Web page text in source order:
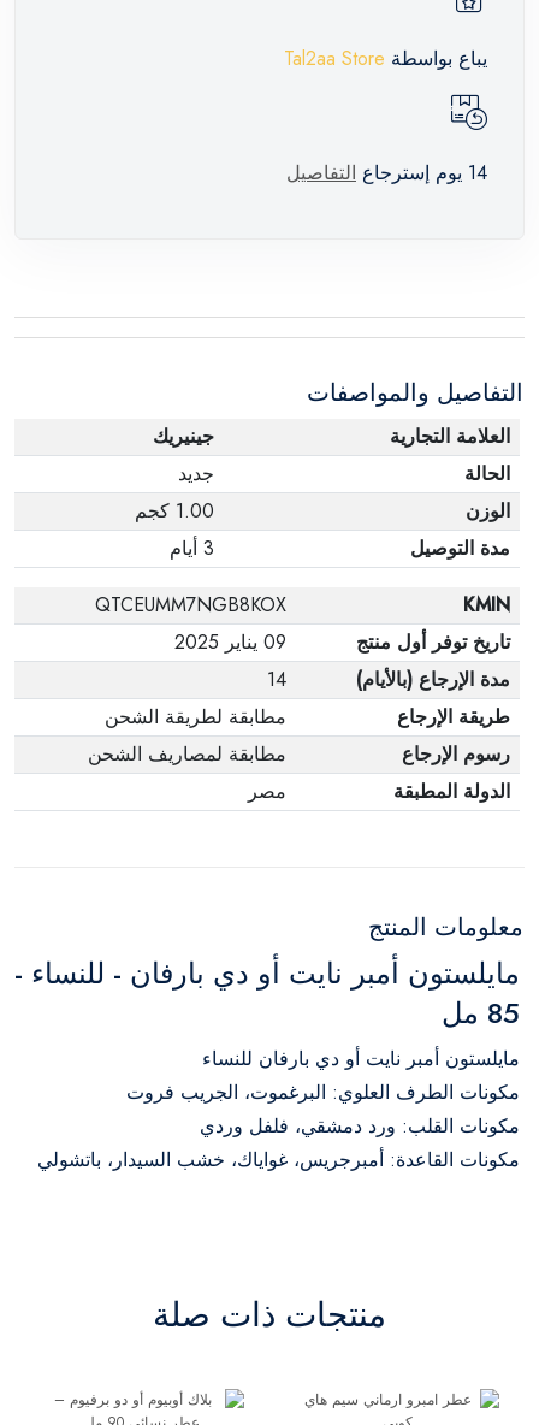
يباع بواسطة Tal2aa Store
14 يوم إسترجاع التفاصيل
التفاصيل والمواصفات
العلامة التجارية
جينيريك
الحالة
جديد
الوزن
1.00 كجم
مدة التوصيل
3 أيام
KMIN
QTCEUMM7NGB8KOX
تاريخ توفر أول منتج
09 يناير 2025
مدة الإرجاع (بالأيام)
14
طريقة الإرجاع
مطابقة لطريقة الشحن
رسوم الإرجاع
مطابقة لمصاريف الشحن
الدولة المطبقة
مصر
معلومات المنتج
مايلستون أمبر نايت أو دي بارفان - للنساء -
85 مل
مايلستون أمبر نايت أو دي بارفان للنساء
مكونات الطرف العلوي: البرغموت، الجريب فروت
مكونات القلب: ورد دمشقي، فلفل وردي
مكونات القاعدة: أمبرجريس، غواياك، خشب السيدار، باتشولي
منتجات ذات صلة